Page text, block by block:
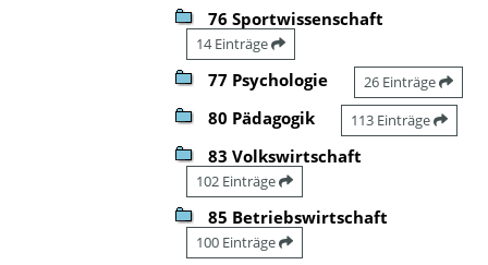
76 Sportwissenschaft
14 Einträge
77 Psychologie 26 Einträge
80 Pädagogik 113 Einträge
83 Volkswirtschaft
102 Einträge
85 Betriebswirtschaft
100 Einträge